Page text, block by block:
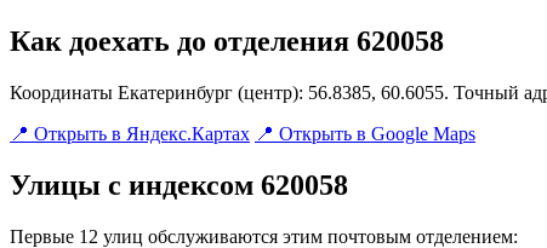
Как доехать до отделения 620058
Координаты Екатеринбург (центр): 56.8385, 60.6055. Точный
📍 Открыть в Яндекс.Картах 📍 Открыть в Google Maps
Улицы с индексом 620058
Первые 12 улиц обслуживаются этим почтовым отделением: